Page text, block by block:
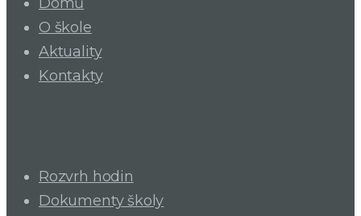
O škole
Aktuality
Kontakty
Rozvrh hodin
Dokumenty školy